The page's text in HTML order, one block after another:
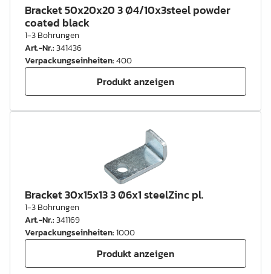
Bracket 50x20x20 3 Ø4/10x3steel powder
coated black
1-3 Bohrungen
Art.-Nr.:341436
Verpackungseinheiten:400
Produkt anzeigen
Bracket 30x15x13 3 Ø6x1 steelZinc pl.
1-3 Bohrungen
Art.-Nr.:341169
Verpackungseinheiten:1000
Produkt anzeigen